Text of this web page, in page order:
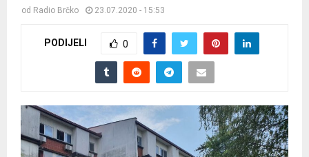
od Radio Brčko 23.07.2020 - 15:53
PODIJELI 0